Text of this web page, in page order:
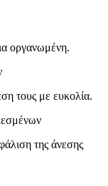
οργανωμένη.
τους με ευκολία.
της άνεσης